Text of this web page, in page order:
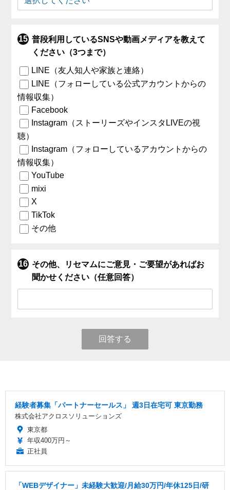
普段利用しているSNSや動画メディアを教えて
ください（3つまで）
LINE（友人知人や家族と連絡）
LINE（フォローしている公式アカウントからの
情報収集）
Facebook
Instagram（ストーリーズやインスタLIVEの視
聴）
Instagram（フォローしているアカウントからの
情報収集）
YouTube
mixi
X
TikTok
その他
その他、リセマムにご意見・ご要望があればお
聞かせください（任意回答）
回答する
経験者募集「パートナーセールス」 週3日在宅可 東京勤務
株式会社アクロスソリューションズ
東京都
年収400万円～
正社員
「WEBデザイナー」未経験大歓迎/月給30万円/年休125日/研